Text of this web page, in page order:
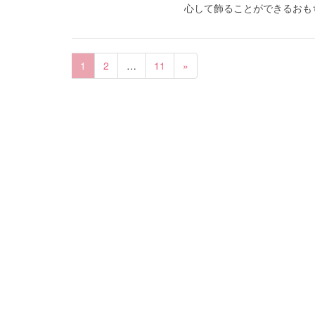
心して飾ることができるお
1 2 … 11 »